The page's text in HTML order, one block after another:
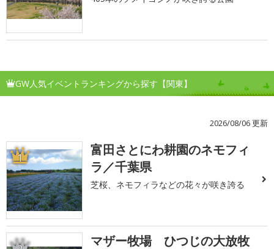
GW人気イベントランキングから探す【関東】
2026/08/06 更新
1
富田さとにわ耕園のネモフィ
ラ／千葉県
芝桜、ネモフィラなどの花々が咲き誇る
マザー牧場 ひつじの大放牧